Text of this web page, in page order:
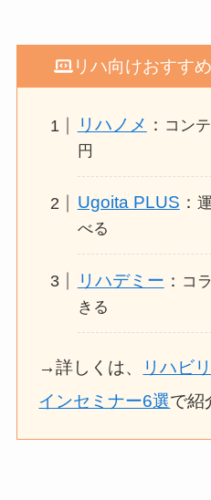
リハ向けおすす
リハノメ ： コン
円
Ugoita PLUS ：
べる
リハデミー ： コ
きる
→詳しくは、
リハビ
インセミナー6選で紹